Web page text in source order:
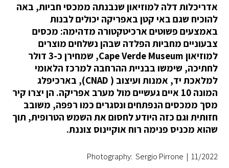
אדריכלות דלה למוזיאון שנבנתה ממכסי חביות, באה
להוכיח שגם באי קטן באפריקה יכולים לבנות
באמצעים פשוטים ארכיטקטורה מדהימה: מכסים
צבעוניים מחביות הפלדה שבהן נשלחים מוצרים
למוזיאון Cape Verde Museum, שמחירן כ-3 דולר
לחתיכה, שימשו בבניית ההרחבה למרכז הלאומי
למלאכת יד, אמנות ועיצוב ( CNAD), בארכיפלג
המונה 10 איים געשיים מול מערב אפריקה. הן יצרו קיר
מסך ממכסים הנפתחים ונסגרים כמו רפפה, משובב
חזותית וגם כזה היודע לחסום את השמש הטרופית, תוך
שהוא מכניס פנימה רוח אוקיינוס צוננת.
11/2022
|
Photography: Sergio Pirrone